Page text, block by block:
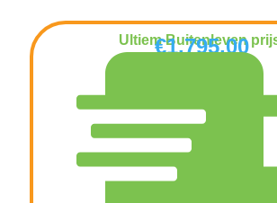
Ultiem Buitenleven
€1.795,00